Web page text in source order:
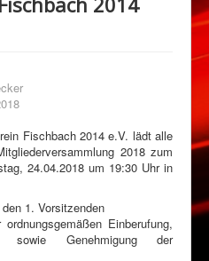
Fischbach 2014 e.V. lädt alle
2018 zum
24.04.2018 um 19:30 Uhr in
1. Vorsitzenden
Einberufung,
sowie Genehmigung der